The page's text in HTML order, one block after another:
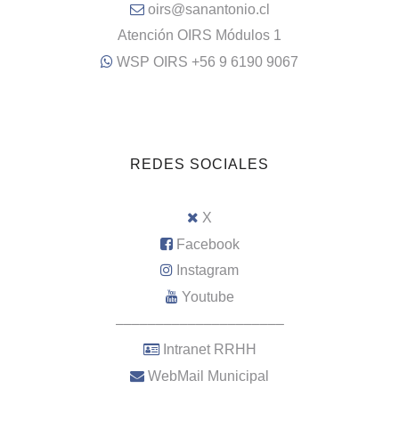
oirs@sanantonio.cl
Atención OIRS Módulos 1
WSP OIRS +56 9 6190 9067
REDES SOCIALES
X
Facebook
Instagram
Youtube
–––––––––––––––––––––
Intranet RRHH
WebMail Municipal